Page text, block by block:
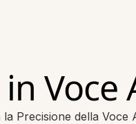
Voce
Precisione della Voce